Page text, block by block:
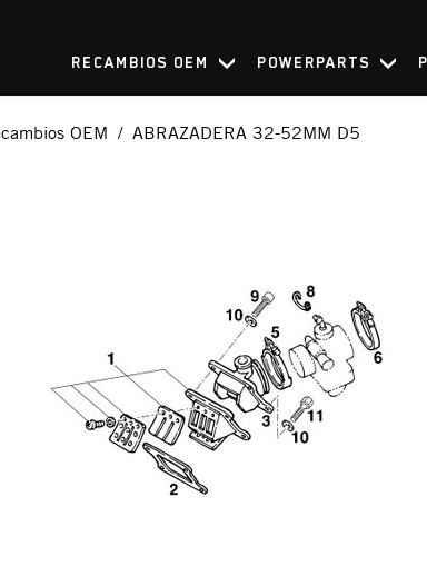
RECAMBIOS OEM POWERPARTS
OEM ABRAZADERA 32-52MM D5